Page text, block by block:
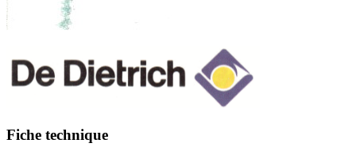
Fiche technique